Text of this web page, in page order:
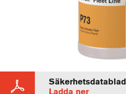
Säkerhetsdatablad
Ladda ner